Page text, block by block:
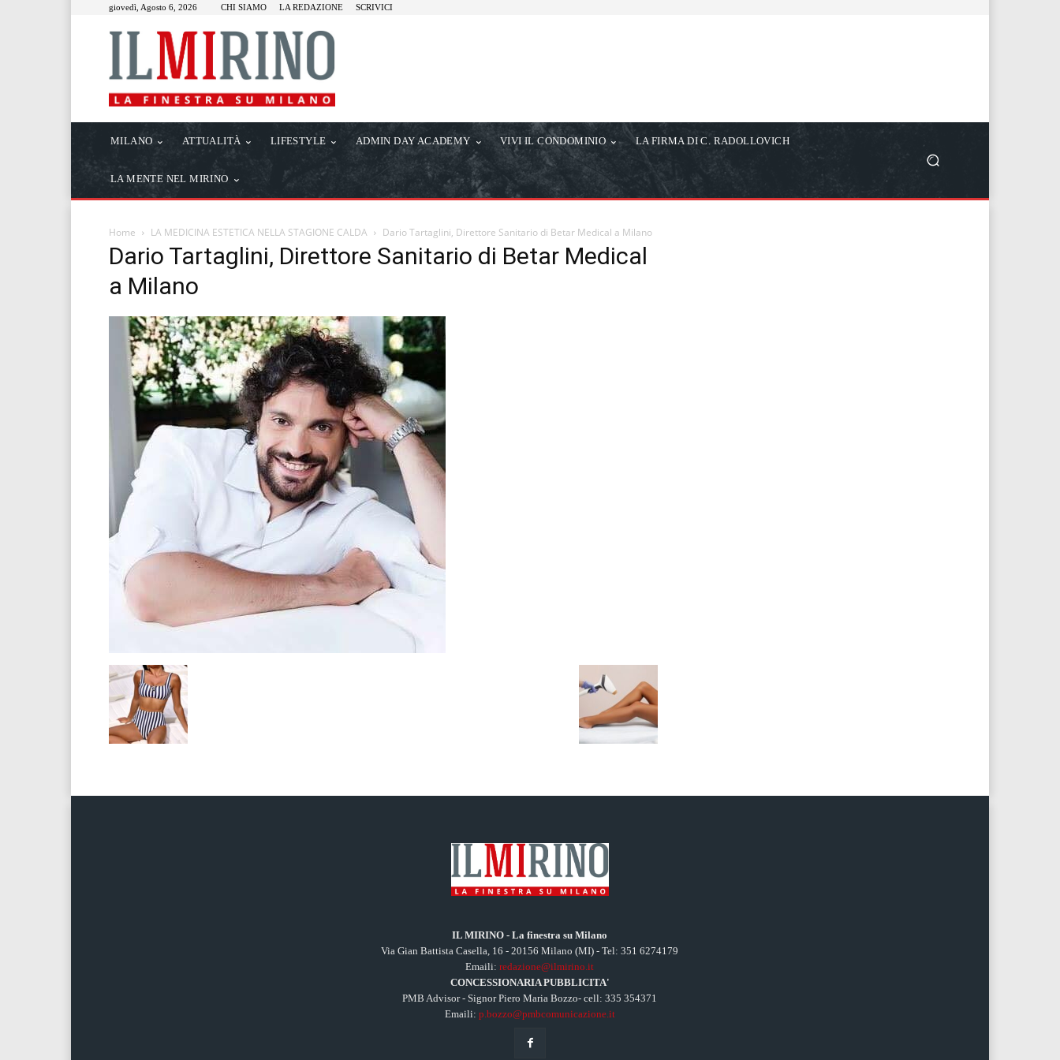
giovedì, Agosto 6, 2026 CHI SIAMO LA REDAZIONE SCRIVICI
MILANO ATTUALITÀ LIFESTYLE ADMIN DAY ACADEMY VIVI IL CONDOMINIO LA FIRMA DI C. RADOLLOVICH
LA MENTE NEL MIRINO
Home LA MEDICINA ESTETICA NELLA STAGIONE CALDA Dario Tartaglini, Direttore Sanitario di Betar Medical a Milano
Dario Tartaglini, Direttore Sanitario di Betar Medical
a Milano
IL MIRINO - La finestra su Milano
Via Gian Battista Casella, 16 - 20156 Milano (MI) - Tel: 351 6274179
Emaili:redazione@ilmirino.it
CONCESSIONARIA PUBBLICITA'
PMB Advisor - Signor Piero Maria Bozzo- cell: 335 354371
Emaili: p.bozzo@pmbcomunicazione.it